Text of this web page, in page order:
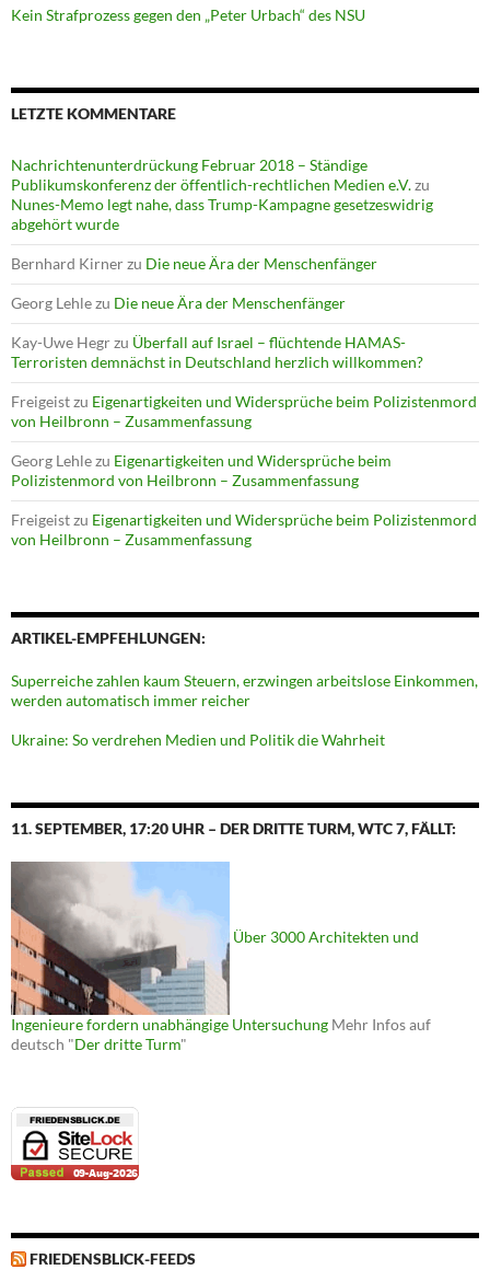
Kein Strafprozess gegen den „Peter Urbach“ des NSU
LETZTE KOMMENTARE
Nachrichtenunterdrückung Februar 2018 – Ständige
Publikumskonferenz der öffentlich-rechtlichen Medien e.V.zu
Nunes-Memo legt nahe, dass Trump-Kampagne gesetzeswidrig
abgehört wurde
Bernhard Kirnerzu Die neue Ära der Menschenfänger
Georg Lehlezu Die neue Ära der Menschenfänger
Kay-Uwe Hegrzu Überfall auf Israel – flüchtende HAMAS-
Terroristen demnächst in Deutschland herzlich willkommen?
Freigeistzu Eigenartigkeiten und Widersprüche beim Polizistenmord
von Heilbronn – Zusammenfassung
Georg Lehlezu Eigenartigkeiten und Widersprüche beim
Polizistenmord von Heilbronn – Zusammenfassung
Freigeistzu Eigenartigkeiten und Widersprüche beim Polizistenmord
von Heilbronn – Zusammenfassung
ARTIKEL-EMPFEHLUNGEN:
Superreiche zahlen kaum Steuern, erzwingen arbeitslose Einkommen,
werden automatisch immer reicher
Ukraine: So verdrehen Medien und Politik die Wahrheit
11. SEPTEMBER, 17:20 UHR – DER DRITTE TURM, WTC 7, FÄLLT:
Über 3000 Architekten und
Ingenieure fordern unabhängige Untersuchung Mehr Infos auf
deutsch "Der dritte Turm"
FRIEDENSBLICK-FEEDS